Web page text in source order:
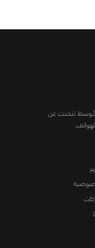
تتحدث عن